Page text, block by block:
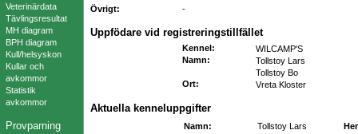
Veterinärdata
Tävlingsresultat
MH diagram
BPH diagram
Kull/helsyskon
Kullar och
avkommor
Statistik
avkommor
Provparning
Övrigt: -
Uppfödare vid registreringstillfället
Kennel :
WILCAMP'S
Namn:
Tollstoy Lars
Tollstoy Bo
Ort: Vreta Kloster
Aktuella kenneluppgifter
Namn: Tollstoy Lars